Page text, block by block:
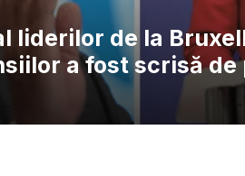
liderilor de la
a fost scrisă